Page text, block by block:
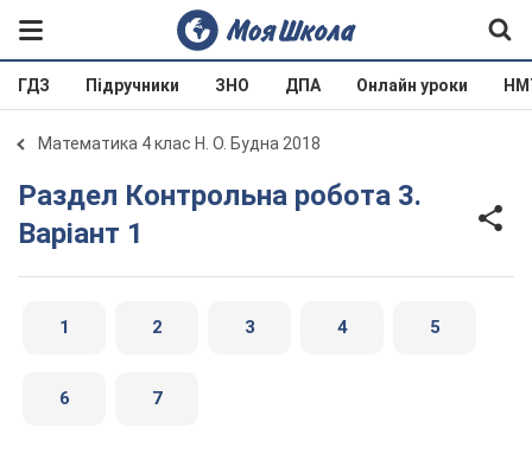
ГДЗ Підручники ЗНО ДПА Онлайн уроки
Математика 4 клас Н. О. Будна 2018
Раздел Контрольна робота 3.
Варіант 1
1 2 3 4 5
6 7